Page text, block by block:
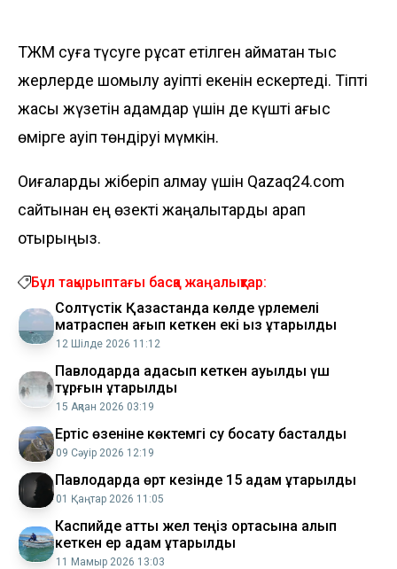
ТЖМ суға түсуге рұқсат етілген аймақтан тыс
жерлерде шомылу қауіпті екенін ескертеді. Тіпті
жақсы жүзетін адамдар үшін де күшті ағыс
өмірге қауіп төндіруі мүмкін.
Оқиғаларды жіберіп алмау үшін Qazaq24.com
сайтынан ең өзекті жаңалықтарды қарап
отырыңыз.
Бұл тақырыптағы басқа жаңалықтар:
Солтүстік Қазақстанда көлде үрлемелі
матраспен ағып кеткен екі қыз құтқарылды
12 Шілде 2026 11:12
Павлодарда адасып кеткен ауылдық үш
тұрғын құтқарылды
15 Ақпан 2026 03:19
Ертіс өзеніне көктемгі су босату басталды
09 Сәуір 2026 12:19
Павлодарда өрт кезінде 15 адам құтқарылды
01 Қаңтар 2026 11:05
Каспийде қатты жел теңіз ортасына алып
кеткен ер адам құтқарылды
11 Мамыр 2026 13:03